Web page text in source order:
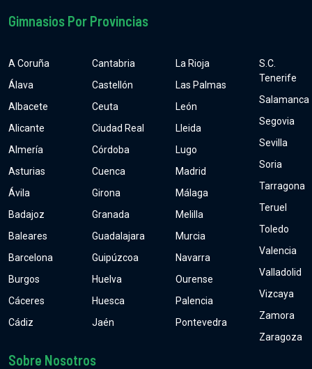
Gimnasios Por Provincias
A Coruña
Álava
Albacete
Alicante
Almería
Asturias
Ávila
Badajoz
Baleares
Barcelona
Burgos
Cáceres
Cádiz
Cantabria
Castellón
Ceuta
Ciudad Real
Córdoba
Cuenca
Girona
Granada
Guadalajara
Guipúzcoa
Huelva
Huesca
Jaén
La Rioja
Las Palmas
León
Lleida
Lugo
Madrid
Málaga
Melilla
Murcia
Navarra
Ourense
Palencia
Pontevedra
S.C.
Tenerife
Salamanca
Segovia
Sevilla
Soria
Tarragona
Teruel
Toledo
Valencia
Valladolid
Vizcaya
Zamora
Zaragoza
Sobre Nosotros